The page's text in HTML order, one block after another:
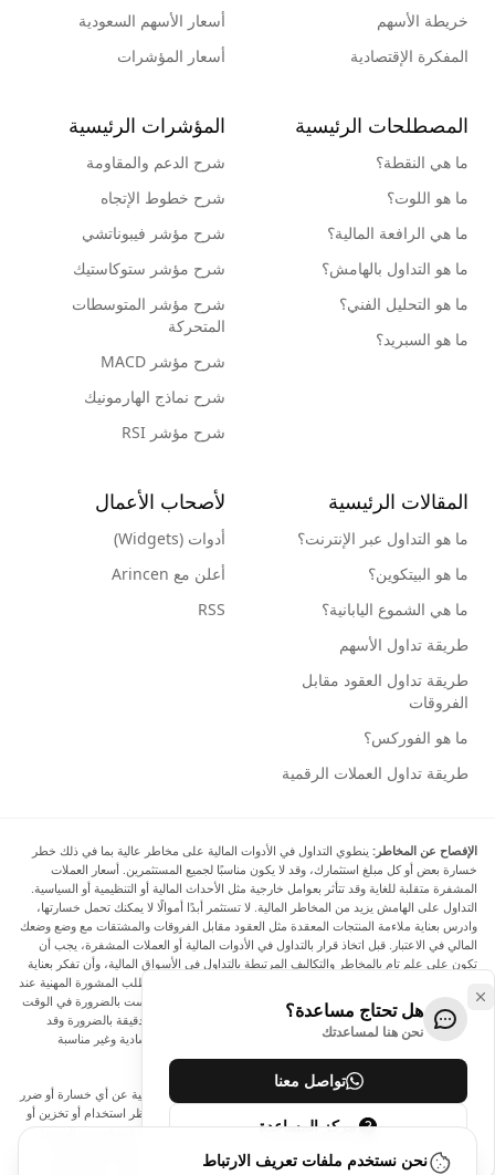
خريطة الأسهم
المفكرة الإقتصادية
أسعار الأسهم السعودية
أسعار المؤشرات
المصطلحات الرئيسية
ما هي النقطة؟
ما هو اللوت؟
ما هي الرافعة المالية؟
ما هو التداول بالهامش؟
ما هو التحليل الفني؟
ما هو السبريد؟
المؤشرات الرئيسية
شرح الدعم والمقاومة
شرح خطوط الإتجاه
شرح مؤشر فيبوناتشي
شرح مؤشر ستوكاستيك
شرح مؤشر المتوسطات
المتحركة
شرح مؤشر MACD
شرح نماذج الهارمونيك
شرح مؤشر RSI
المقالات الرئيسية
ما هو التداول عبر الإنترنت؟
ما هو البيتكوين؟
ما هي الشموع اليابانية؟
طريقة تداول الأسهم
طريقة تداول العقود مقابل
الفروقات
ما هو الفوركس؟
طريقة تداول العملات الرقمية
لأصحاب الأعمال
أدوات (Widgets)
أعلن مع Arincen
RSS
الإفصاح عن المخاطر: ينطوي التداول في الأدوات المالية على مخاطر عالية بما في ذلك خطر
خسارة بعض أو كل مبلغ استثمارك، وقد لا يكون مناسبًا لجميع المستثمرين. أسعار العملات
المشفرة متقلبة للغاية وقد تتأثر بعوامل خارجية مثل الأحداث المالية أو التنظيمية أو السياسية.
التداول على الهامش يزيد من المخاطر المالية. لا تستثمر أبدًا أموالًا لا يمكنك تحمل خسارتها،
وادرس بعناية ملاءمة المنتجات المعقدة مثل العقود مقابل الفروقات والمشتقات مع وضع وضعك
المالي في الاعتبار. قبل اتخاذ قرار بالتداول في الأدوات المالية أو العملات المشفرة، يجب أن
تكون على علم تام بالمخاطر والتكاليف المرتبطة بالتداول في الأسواق المالية، وأن تفكر بعناية
في أهدافك الاستثمارية ومستوى خبرتك ورغبتك في المخاطرة، وأن تطلب المشورة المهنية عند
الحاجة. تود Arincen أن تذكرك بأن البيانات الواردة في هذا الموقع ليست بالضرورة في الوقت
الفعلي وليست دقيقة. البيانات والأسعار الموجودة على الموقع ليست دقيقة بالضرورة وقد
تختلف عن السعر الفعلي في أي سوق معينة، مما يعني أن الأسعار إرشادية وغير مناسبة
لأغراض التداول.
لن يتحمل Arincen وأي مزود للبيانات الواردة في هذا الموقع المسؤولية عن أي خسارة أو ضرر
نتيجة لتداولك، أو اعتمادك على المعلومات الواردة في هذا الموقع. يحظر استخدام أو تخزين أو
إعادة إنتاج أو عرض أو تعديل أو نقل أو توزيع البيانات الموجودة في هذا الموقع دون الحصول
على إذن كتابي صريح مسبق من Arincen و/أو مزود البيانات. جميع حقوق الملكية الفكرية
محفوظة من قبل مقدمي الخدمة و/أو البورصة التي تقدم البيانات الواردة في هذا الموقع. قد
هل تحتاج مساعدة؟
نحن هنا لمساعدتك
تواصل معنا
مركز المساعدة
نحن نستخدم ملفات تعريف الارتباط